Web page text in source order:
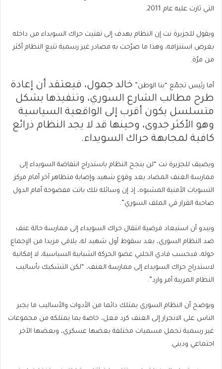
التي ثارت عليه عام 2011.
ويقول للجزيرة نت إن النظام يهدف إلى تفتيت حراك السويداء من داخله
بغرض استنزافه، وهذا ما صرّحت به مصادر غير رسمية تتبع النظام أكثر
من مرّة.
أما رئيس تجمّع “بنا الوطن” خالد جمول، فيعتقد أن إعادة
طرح مطالب الشارع السوري، وتنفيذها بشكل
متسلسل يكون أقرب إلى الواقعية السياسية
وهو الأكثر جدوى، وحينها قد لا يجد النظام ذرائع
كافية لمجابهة حراك السويداء.
ويضيف للجزيرة نت “لن ينجح النظام باستدراج انتفاضة السويداء إلى
ممارسة العنف المضاد بعد وقوع شهيد وإصابة متظاهر آخر أمام مركز
التسويات الأمنية المشبوه، إذ إن وسائله تلك باتت مفضوحة أمام الدول
صاحبة القرار في الملف السوري”.
ويبدو أن استبعاد فرضية انتقال حراك السويداء إلى ممارسة حالة عنف
ضد النظام السوري، بعد سقوط أول شهيد له، يلاقي مزيدا من الإجماع
حوله، فبحسب فادي الحلبي عضو الحركة الشبابية السياسية، لا إمكانية
لاستدراج حراك السويداء إلى ممارسة العنف، “لكن التشكيك بأساليب
النظام المريبة أمر وارد”.
ويوضح أن النظام السوري يمتلك دائما من الأدوات والأساليب ما يجبر
الناس على الانجرار إلى العنف كرد فعل، خاصة بما يمتلكه من مجموعات
غير رسمية تحمل مسميات مختلفة بعضها عسكري، وبعضها الآخر
اجتماعي وديني.